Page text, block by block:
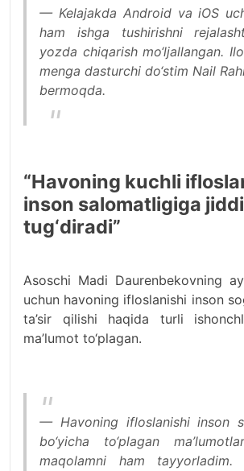
— Kelajakda Android va iOS
ham ishga tushirishni
yozda chiqarish mo‘ljallangan.
menga dasturchi do‘stim Nail
bermoqda.
“Havoning kuchli
inson salomatligiga
tug‘diradi”
Asoschi Madi Daurenbekovning
uchun havoning ifloslanishi inson
ta’sir qilishi haqida turli
ma’lumot to‘plagan.
— Havoning ifloslanishi inson
bo‘yicha to‘plagan
maqolamni ham tayyorladim.